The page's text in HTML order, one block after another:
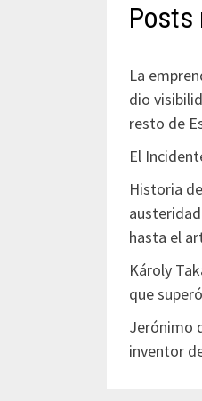
Posts
La
dio
resto de
El
Historia
hasta el
Károly
que
Jerónimo
inventor